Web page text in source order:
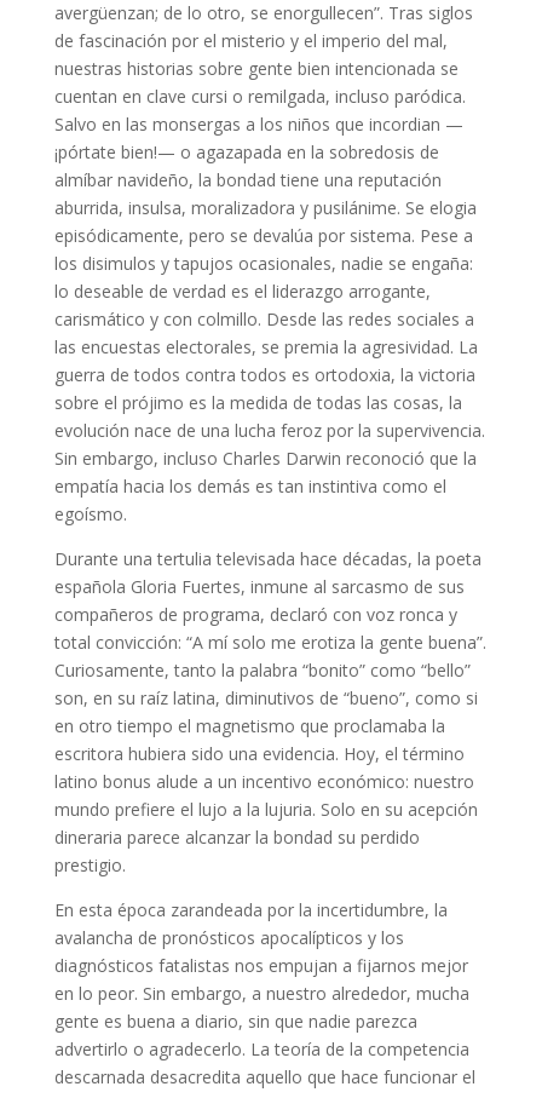
avergüenzan; de lo otro, se enorgullecen”. Tras siglos
de fascinación por el misterio y el imperio del mal,
nuestras historias sobre gente bien intencionada se
cuentan en clave cursi o remilgada, incluso paródica.
Salvo en las monsergas a los niños que incordian —
¡pórtate bien!— o agazapada en la sobredosis de
almíbar navideño, la bondad tiene una reputación
aburrida, insulsa, moralizadora y pusilánime. Se elogia
episódicamente, pero se devalúa por sistema. Pese a
los disimulos y tapujos ocasionales, nadie se engaña:
lo deseable de verdad es el liderazgo arrogante,
carismático y con colmillo. Desde las redes sociales a
las encuestas electorales, se premia la agresividad. La
guerra de todos contra todos es ortodoxia, la victoria
sobre el prójimo es la medida de todas las cosas, la
evolución nace de una lucha feroz por la supervivencia.
Sin embargo, incluso Charles Darwin reconoció que la
empatía hacia los demás es tan instintiva como el
egoísmo.
Durante una tertulia televisada hace décadas, la poeta
española Gloria Fuertes, inmune al sarcasmo de sus
compañeros de programa, declaró con voz ronca y
total convicción: “A mí solo me erotiza la gente buena”.
Curiosamente, tanto la palabra “bonito” como “bello”
son, en su raíz latina, diminutivos de “bueno”, como si
en otro tiempo el magnetismo que proclamaba la
escritora hubiera sido una evidencia. Hoy, el término
latino bonus alude a un incentivo económico: nuestro
mundo prefiere el lujo a la lujuria. Solo en su acepción
dineraria parece alcanzar la bondad su perdido
prestigio.
En esta época zarandeada por la incertidumbre, la
avalancha de pronósticos apocalípticos y los
diagnósticos fatalistas nos empujan a fijarnos mejor
en lo peor. Sin embargo, a nuestro alrededor, mucha
gente es buena a diario, sin que nadie parezca
advertirlo o agradecerlo. La teoría de la competencia
descarnada desacredita aquello que hace funcionar el